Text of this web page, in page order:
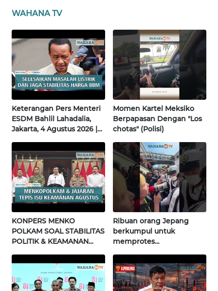
WAHANA TV
Keterangan Pers Menteri
ESDM Bahlil Lahadalia,
Jakarta, 4 Agustus 2026 |
Momen Kartel Meksiko
Berpapasan Dengan "Los
chotas" (Polisi)
KONPERS MENKO
POLKAM SOAL STABILITAS
POLITIK & KEAMANAN
Terkini
Ribuan orang Jepang
berkumpul untuk
memprotes
pertama di Fujisawa
WN
LAMPUNG
JATENG
NUSANTARA
JOGJA
WN
JATIM
WN
BALI
KALBAR
WN